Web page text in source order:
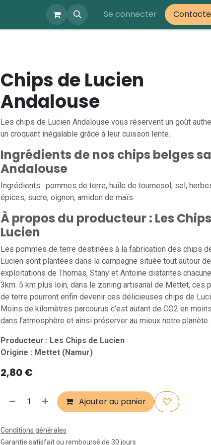
Se connecter
Chips de Lucien
Andalouse
Les chips de Lucien Andalouse vous réservent un goût
un croquant inégalable grâce à leur cuisson lente.
Ingrédients de nos chips belges
Andalouse
Ingrédients : pommes de terre, huile de tournesol, sel,
épices, sucre, oignon, amidon de maïs.
À propos du producteur : Les
Lucien
Les pommes de terre destinées à la fabrication des chips
Lucien sont plantées dans la campagne située tout autour
exploitations de Thomas, Stany et Antoine distantes
3km. 5 km plus loin, dans le zoning artisanal de Mettet, ces
de terre pourront enfin devenir ces délicieuses chips de
Moins de kilomètres parcourus c’est autant de CO2 en
dans l’atmosphère et ainsi préserver au mieux notre planète.
Producteur : Les Chips de Lucien
Origine : Mettet (Namur)
2,80€
Ajouter au panier
Conditions générales
Garantie satisfait ou remboursé de 30 jours